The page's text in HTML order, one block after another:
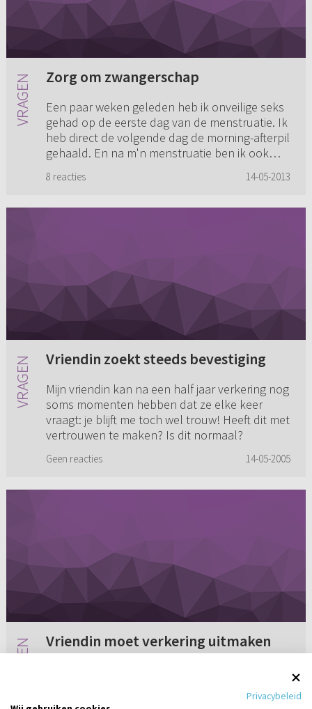
Zorg om zwangerschap
Een paar weken geleden heb ik onveilige seks
gehad op de eerste dag van de menstruatie. Ik
heb direct de volgende dag de morning-afterpil
gehaald. En na m'n menstruatie ben ik ook
8 reacties 14-05-2013
Vriendin zoekt steeds bevestiging
Mijn vriendin kan na een half jaar verkering nog
soms momenten hebben dat ze elke keer
vraagt: je blijft me toch wel trouw! Heeft dit met
vertrouwen te maken? Is dit normaal?
Geen reacties 14-05-2005
Vriendin moet verkering uitmaken
schoonmoeder. Mijn vriendin moet de
Privacybeleid